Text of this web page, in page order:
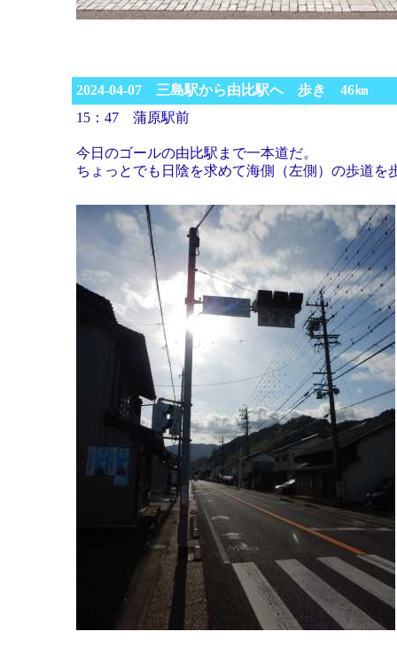
2024-04-07 三島駅から由比駅へ 歩き 46㎞
15：47 蒲原駅前
今日のゴールの由比駅まで一本道だ。
ちょっとでも日陰を求めて海側（左側）の歩道を